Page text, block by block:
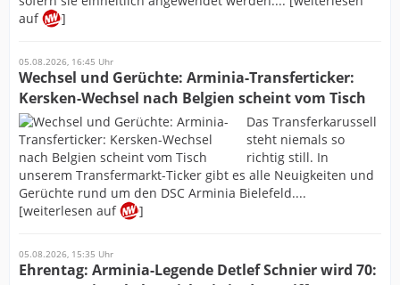
auf
]
05.08.2026, 16:45 Uhr
Wechsel und Gerüchte: Arminia-Transferticker:
Kersken-Wechsel nach Belgien scheint vom Tisch
Das Transferkarussell
steht niemals so
richtig still. In
unserem Transfermarkt-Ticker gibt es alle Neuigkeiten und
Gerüchte rund um den DSC Arminia Bielefeld....
[weiterlesen auf
]
05.08.2026, 15:35 Uhr
Ehrentag: Arminia-Legende Detlef Schnier wird 70: